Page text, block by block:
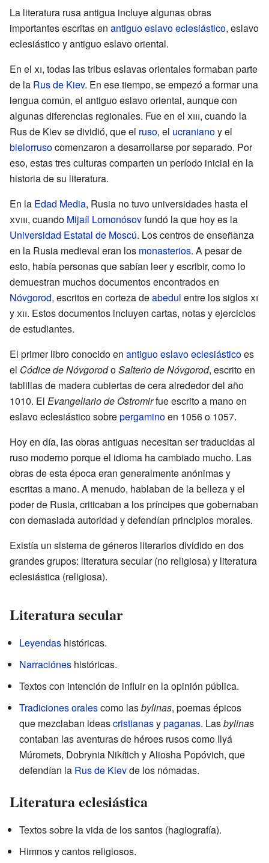
La literatura rusa antigua incluye algunas obras
importantes escritas en antiguo eslavo eclesiástico, eslavo
eclesiástico y antiguo eslavo oriental.
En el xi, todas las tribus eslavas orientales formaban parte
de la Rus de Kiev. En ese tiempo, se empezó a formar una
lengua común, el antiguo eslavo oriental, aunque con
algunas diferencias regionales. Fue en el xiii, cuando la
Rus de Kiev se dividió, que el ruso, el ucranianoy el
bielorrusocomenzaron a desarrollarse por separado. Por
eso, estas tres culturas comparten un período inicial en la
historia de su literatura.
En la Edad Media, Rusia no tuvo universidades hasta el
xviii, cuando Mijaíl Lomonósovfundó la que hoy es la
Universidad Estatal de Moscú. Los centros de enseñanza
en la Rusia medieval eran los monasterios. A pesar de
esto, había personas que sabían leer y escribir, como lo
demuestran muchos documentos encontrados en
Nóvgorod, escritos en corteza deabedul entre los siglosxi
yxii. Estos documentos incluyen cartas, notas y ejercicios
de estudiantes.
El primer libro conocido en antiguo eslavo eclesiásticoes
el Códice de NóvgorodoSalterio de Nóvgorod, escrito en
tablillas de madera cubiertas de cera alrededor del año
1010. El Evangeliario de Ostromirfue escrito a mano en
eslavo eclesiástico sobrepergaminoen 1056 o 1057.
Hoy en día, las obras antiguas necesitan ser traducidas al
ruso moderno porque el idioma ha cambiado mucho. Las
obras de esta época eran generalmente anónimas y
escritas a mano. A menudo, hablaban de la belleza y el
poder de Rusia, criticaban a los príncipes que gobernaban
con demasiada autoridad y defendían principios morales.
Existía un sistema de géneros literarios dividido en dos
grandes grupos: literatura secular (no religiosa) y literatura
eclesiástica (religiosa).
Literatura secular
Leyendas históricas.
Narraciónes históricas.
Textos con intención de influir en la opinión pública.
Tradiciones oralescomo lasbylinas, poemas épicos
que mezclaban ideascristianasypaganas. Lasbylinas
contaban las aventuras de héroes rusos como Ilyá
Múromets, Dobrynia Nikítich y Aliosha Popóvich, que
defendían la Rus de Kievde los nómadas.
Literatura eclesiástica
Textos sobre la vida de los santos (hagiografía).
Himnos y cantos religiosos.